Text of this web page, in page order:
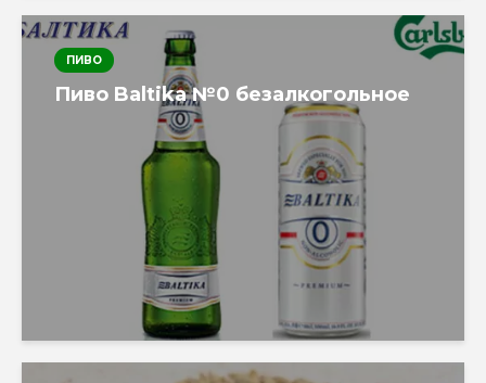
ПИВО
Пиво Baltika №0 безалкогольное